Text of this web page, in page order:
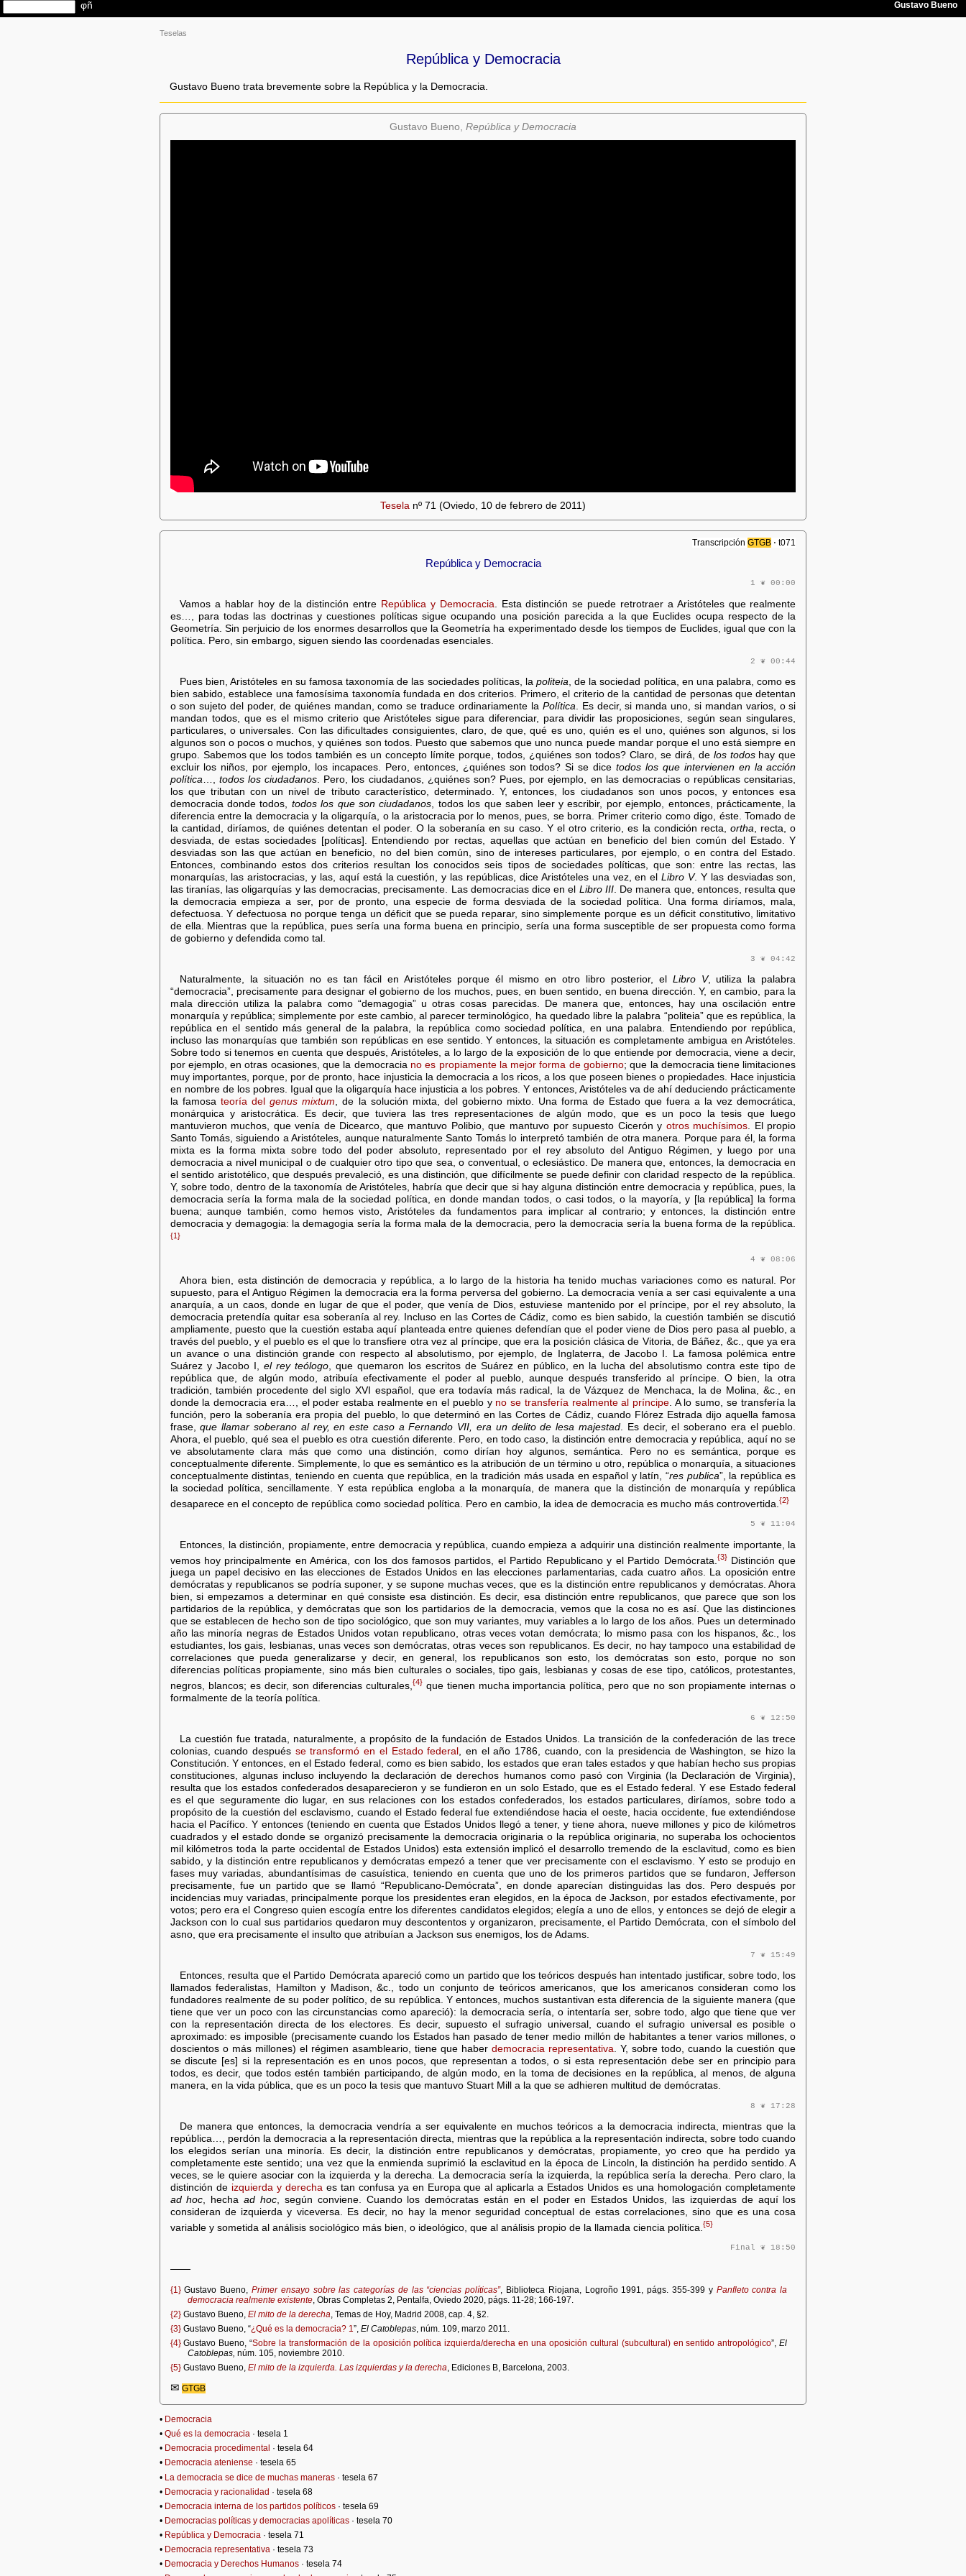
Teselas
República y Democracia
Gustavo Bueno trata brevemente sobre la República y la Democracia.
Gustavo Bueno, República y Democracia
Tesela nº 71 (Oviedo, 10 de febrero de 2011)
TranscripciónGTGB ⋅ t071
República y Democracia
1 ❦ 00:00
Vamos a hablar hoy de la distinción entre República y Democracia . Esta distinción se puede retrotraer a Aristóteles que realmente
es…, para todas las doctrinas y cuestiones políticas sigue ocupando una posición parecida a la que Euclides ocupa respecto de la
Geometría. Sin perjuicio de los enormes desarrollos que la Geometría ha experimentado desde los tiempos de Euclides, igual que con la
política. Pero, sin embargo, siguen siendo las coordenadas esenciales.
2 ❦ 00:44
Pues bien, Aristóteles en su famosa taxonomía de las sociedades políticas, lapoliteia, de la sociedad política, en una palabra, como es
bien sabido, establece una famosísima taxonomía fundada en dos criterios. Primero, el criterio de la cantidad de personas que detentan
o son sujeto del poder, de quiénes mandan, como se traduce ordinariamente la Política. Es decir, si manda uno, si mandan varios, o si
mandan todos, que es el mismo criterio que Aristóteles sigue para diferenciar, para dividir las proposiciones, según sean singulares,
particulares, o universales. Con las dificultades consiguientes, claro, de que, qué es uno, quién es el uno, quiénes son algunos, si los
algunos son o pocos o muchos, y quiénes son todos. Puesto que sabemos que uno nunca puede mandar porque el uno está siempre en
grupo. Sabemos que los todos también es un concepto límite porque, todos, ¿quiénes son todos? Claro, se dirá, de los todoshay que
excluir los niños, por ejemplo, los incapaces. Pero, entonces, ¿quiénes son todos? Si se dicetodos los que intervienen en la acción
política…, todos los ciudadanos. Pero, los ciudadanos, ¿quiénes son? Pues, por ejemplo, en las democracias o repúblicas censitarias,
los que tributan con un nivel de tributo característico, determinado. Y, entonces, los ciudadanos son unos pocos, y entonces esa
democracia donde todos, todos los que son ciudadanos, todos los que saben leer y escribir, por ejemplo, entonces, prácticamente, la
diferencia entre la democracia y la oligarquía, o la aristocracia por lo menos, pues, se borra. Primer criterio como digo, éste. Tomado de
la cantidad, diríamos, de quiénes detentan el poder. O la soberanía en su caso. Y el otro criterio, es la condición recta,ortha, recta, o
desviada, de estas sociedades [políticas]. Entendiendo por rectas, aquellas que actúan en beneficio del bien común del Estado. Y
desviadas son las que actúan en beneficio, no del bien común, sino de intereses particulares, por ejemplo, o en contra del Estado.
Entonces, combinando estos dos criterios resultan los conocidos seis tipos de sociedades políticas, que son: entre las rectas, las
monarquías, las aristocracias, y las, aquí está la cuestión, y las repúblicas, dice Aristóteles una vez, en elLibro V. Y las desviadas son,
las tiranías, las oligarquías y las democracias, precisamente. Las democracias dice en el Libro III. De manera que, entonces, resulta que
la democracia empieza a ser, por de pronto, una especie de forma desviada de la sociedad política. Una forma diríamos, mala,
defectuosa. Y defectuosa no porque tenga un déficit que se pueda reparar, sino simplemente porque es un déficit constitutivo, limitativo
de ella. Mientras que la república, pues sería una forma buena en principio, sería una forma susceptible de ser propuesta como forma
de gobierno y defendida como tal.
3 ❦ 04:42
Naturalmente, la situación no es tan fácil en Aristóteles porque él mismo en otro libro posterior, el Libro V, utiliza la palabra
“democracia”, precisamente para designar el gobierno de los muchos, pues, en buen sentido, en buena dirección. Y, en cambio, para la
mala dirección utiliza la palabra como “demagogia” u otras cosas parecidas. De manera que, entonces, hay una oscilación entre
monarquía y república; simplemente por este cambio, al parecer terminológico, ha quedado libre la palabra “politeia” que es república, la
república en el sentido más general de la palabra, la república como sociedad política, en una palabra. Entendiendo por república,
incluso las monarquías que también son repúblicas en ese sentido. Y entonces, la situación es completamente ambigua en Aristóteles.
Sobre todo si tenemos en cuenta que después, Aristóteles, a lo largo de la exposición de lo que entiende por democracia, viene a decir,
por ejemplo, en otras ocasiones, que la democracia no es propiamente la mejor forma de gobierno; que la democracia tiene limitaciones
muy importantes, porque, por de pronto, hace injusticia la democracia a los ricos, a los que poseen bienes o propiedades. Hace injusticia
en nombre de los pobres. Igual que la oligarquía hace injusticia a los pobres. Y entonces, Aristóteles va de ahí deduciendo prácticamente
la famosa teoría delgenus mixtum, de la solución mixta, del gobierno mixto. Una forma de Estado que fuera a la vez democrática,
monárquica y aristocrática. Es decir, que tuviera las tres representaciones de algún modo, que es un poco la tesis que luego
mantuvieron muchos, que venía de Dicearco, que mantuvo Polibio, que mantuvo por supuesto Cicerón y otros muchísimos. El propio
Santo Tomás, siguiendo a Aristóteles, aunque naturalmente Santo Tomás lo interpretó también de otra manera. Porque para él, la forma
mixta es la forma mixta sobre todo del poder absoluto, representado por el rey absoluto del Antiguo Régimen, y luego por una
democracia a nivel municipal o de cualquier otro tipo que sea, o conventual, o eclesiástico. De manera que, entonces, la democracia en
el sentido aristotélico, que después prevaleció, es una distinción, que difícilmente se puede definir con claridad respecto de la república.
Y, sobre todo, dentro de la taxonomía de Aristóteles, habría que decir que si hay alguna distinción entre democracia y república, pues, la
democracia sería la forma mala de la sociedad política, en donde mandan todos, o casi todos, o la mayoría, y [la república] la forma
buena; aunque también, como hemos visto, Aristóteles da fundamentos para implicar al contrario; y entonces, la distinción entre
democracia y demagogia: la demagogia sería la forma mala de la democracia, pero la democracia sería la buena forma de la república.
{1}
4 ❦ 08:06
Ahora bien, esta distinción de democracia y república, a lo largo de la historia ha tenido muchas variaciones como es natural. Por
supuesto, para el Antiguo Régimen la democracia era la forma perversa del gobierno. La democracia venía a ser casi equivalente a una
anarquía, a un caos, donde en lugar de que el poder, que venía de Dios, estuviese mantenido por el príncipe, por el rey absoluto, la
democracia pretendía quitar esa soberanía al rey. Incluso en las Cortes de Cádiz, como es bien sabido, la cuestión también se discutió
ampliamente, puesto que la cuestión estaba aquí planteada entre quienes defendían que el poder viene de Dios pero pasa al pueblo, a
través del pueblo, y el pueblo es el que lo transfiere otra vez al príncipe, que era la posición clásica de Vitoria, de Báñez, &c., que ya era
un avance o una distinción grande con respecto al absolutismo, por ejemplo, de Inglaterra, de Jacobo I. La famosa polémica entre
Suárez y Jacobo I, el rey teólogo, que quemaron los escritos de Suárez en público, en la lucha del absolutismo contra este tipo de
república que, de algún modo, atribuía efectivamente el poder al pueblo, aunque después transferido al príncipe. O bien, la otra
tradición, también procedente del siglo XVI español, que era todavía más radical, la de Vázquez de Menchaca, la de Molina, &c., en
donde la democracia era…, el poder estaba realmente en el pueblo y no se transfería realmente al príncipe. A lo sumo, se transfería la
función, pero la soberanía era propia del pueblo, lo que determinó en las Cortes de Cádiz, cuando Flórez Estrada dijo aquella famosa
frase,que llamar soberano al rey, en este caso a Fernando VII, era un delito de lesa majestad. Es decir, el soberano era el pueblo.
Ahora, el pueblo, qué sea el pueblo es otra cuestión diferente. Pero, en todo caso, la distinción entre democracia y república, aquí no se
ve absolutamente clara más que como una distinción, como dirían hoy algunos, semántica. Pero no es semántica, porque es
conceptualmente diferente. Simplemente, lo que es semántico es la atribución de un término u otro, república o monarquía, a situaciones
conceptualmente distintas, teniendo en cuenta que república, en la tradición más usada en español y latín, “res publica”, la república es
la sociedad política, sencillamente. Y esta república engloba a la monarquía, de manera que la distinción de monarquía y república
desaparece en el concepto de república como sociedad política. Pero en cambio, la idea de democracia es mucho más controvertida. {2}
5 ❦ 11:04
Entonces, la distinción, propiamente, entre democracia y república, cuando empieza a adquirir una distinción realmente importante, la
vemos hoy principalmente en América, con los dos famosos partidos, el Partido Republicano y el Partido Demócrata. {3}Distinción que
juega un papel decisivo en las elecciones de Estados Unidos en las elecciones parlamentarias, cada cuatro años. La oposición entre
demócratas y republicanos se podría suponer, y se supone muchas veces, que es la distinción entre republicanos y demócratas. Ahora
bien, si empezamos a determinar en qué consiste esa distinción. Es decir, esa distinción entre republicanos, que parece que son los
partidarios de la república, y demócratas que son los partidarios de la democracia, vemos que la cosa no es así. Que las distinciones
que se establecen de hecho son de tipo sociológico, que son muy variantes, muy variables a lo largo de los años. Pues un determinado
año las minoría negras de Estados Unidos votan republicano, otras veces votan demócrata; lo mismo pasa con los hispanos, &c., los
estudiantes, los gais, lesbianas, unas veces son demócratas, otras veces son republicanos. Es decir, no hay tampoco una estabilidad de
correlaciones que pueda generalizarse y decir, en general, los republicanos son esto, los demócratas son esto, porque no son
diferencias políticas propiamente, sino más bien culturales o sociales, tipo gais, lesbianas y cosas de ese tipo, católicos, protestantes,
negros, blancos; es decir, son diferencias culturales, {4}que tienen mucha importancia política, pero que no son propiamente internas o
formalmente de la teoría política.
6 ❦ 12:50
La cuestión fue tratada, naturalmente, a propósito de la fundación de Estados Unidos. La transición de la confederación de las trece
colonias, cuando después se transformó en el Estado federal
, en el año 1786, cuando, con la presidencia de Washington, se hizo la
Constitución. Y entonces, en el Estado federal, como es bien sabido, los estados que eran tales estados y que habían hecho sus propias
constituciones, algunas incluso incluyendo la declaración de derechos humanos como pasó con Virginia (la Declaración de Virginia),
resulta que los estados confederados desaparecieron y se fundieron en un solo Estado, que es el Estado federal. Y ese Estado federal
es el que seguramente dio lugar, en sus relaciones con los estados confederados, los estados particulares, diríamos, sobre todo a
propósito de la cuestión del esclavismo, cuando el Estado federal fue extendiéndose hacia el oeste, hacia occidente, fue extendiéndose
hacia el Pacífico. Y entonces (teniendo en cuenta que Estados Unidos llegó a tener, y tiene ahora, nueve millones y pico de kilómetros
cuadrados y el estado donde se organizó precisamente la democracia originaria o la república originaria, no superaba los ochocientos
mil kilómetros toda la parte occidental de Estados Unidos) esta extensión implicó el desarrollo tremendo de la esclavitud, como es bien
sabido, y la distinción entre republicanos y demócratas empezó a tener que ver precisamente con el esclavismo. Y esto se produjo en
fases muy variadas, abundantísimas de casuística, teniendo en cuenta que uno de los primeros partidos que se fundaron, Jefferson
precisamente, fue un partido que se llamó “Republicano-Demócrata”, en donde aparecían distinguidas las dos. Pero después por
incidencias muy variadas, principalmente porque los presidentes eran elegidos, en la época de Jackson, por estados efectivamente, por
votos; pero era el Congreso quien escogía entre los diferentes candidatos elegidos; elegía a uno de ellos, y entonces se dejó de elegir a
Jackson con lo cual sus partidarios quedaron muy descontentos y organizaron, precisamente, el Partido Demócrata, con el símbolo del
asno, que era precisamente el insulto que atribuían a Jackson sus enemigos, los de Adams.
7 ❦ 15:49
Entonces, resulta que el Partido Demócrata apareció como un partido que los teóricos después han intentado justificar, sobre todo, los
llamados federalistas, Hamilton y Madison, &c., todo un conjunto de teóricos americanos, que los americanos consideran como los
fundadores realmente de su poder político, de su república. Y entonces, muchos sustantivan esta diferencia de la siguiente manera (que
tiene que ver un poco con las circunstancias como apareció): la democracia sería, o intentaría ser, sobre todo, algo que tiene que ver
con la representación directa de los electores. Es decir, supuesto el sufragio universal, cuando el sufragio universal es posible o
aproximado: es imposible (precisamente cuando los Estados han pasado de tener medio millón de habitantes a tener varios millones, o
doscientos o más millones) el régimen asambleario, tiene que haberdemocracia representativa. Y, sobre todo, cuando la cuestión que
se discute [es] si la representación es en unos pocos, que representan a todos, o si esta representación debe ser en principio para
todos, es decir, que todos estén también participando, de algún modo, en la toma de decisiones en la república, al menos, de alguna
manera, en la vida pública, que es un poco la tesis que mantuvo Stuart Mill a la que se adhieren multitud de demócratas.
8 ❦ 17:28
De manera que entonces, la democracia vendría a ser equivalente en muchos teóricos a la democracia indirecta, mientras que la
república…, perdón la democracia a la representación directa, mientras que la república a la representación indirecta, sobre todo cuando
los elegidos serían una minoría. Es decir, la distinción entre republicanos y demócratas, propiamente, yo creo que ha perdido ya
completamente este sentido; una vez que la enmienda suprimió la esclavitud en la época de Lincoln, la distinción ha perdido sentido. A
veces, se le quiere asociar con la izquierda y la derecha. La democracia sería la izquierda, la república sería la derecha. Pero claro, la
distinción de izquierda y derechaes tan confusa ya en Europa que al aplicarla a Estados Unidos es una homologación completamente
ad hoc, hechaad hoc, según conviene. Cuando los demócratas están en el poder en Estados Unidos, las izquierdas de aquí los
consideran de izquierda y viceversa. Es decir, no hay la menor seguridad conceptual de estas correlaciones, sino que es una cosa
variable y sometida al análisis sociológico más bien, o ideológico, que al análisis propio de la llamada ciencia política. {5}
Final ❦ 18:50
——
{1}Gustavo Bueno, Primer ensayo sobre las categorías de las “ciencias políticas”, Biblioteca Riojana, Logroño 1991, págs. 355-399 y Panfleto contra la
democracia realmente existente , Obras Completas 2, Pentalfa, Oviedo 2020, págs. 11-28; 166-197.
{2}Gustavo Bueno, El mito de la derecha , Temas de Hoy, Madrid 2008, cap. 4, §2.
{3}Gustavo Bueno, “¿Qué es la democracia? 1”, El Catoblepas, núm. 109, marzo 2011.
{4}Gustavo Bueno, “Sobre la transformación de la oposición política izquierda/derecha en una oposición cultural (subcultural) en sentido antropológico”,El
Catoblepas, núm. 105, noviembre 2010.
{5}Gustavo Bueno, El mito de la izquierda. Las izquierdas y la derecha, Ediciones B, Barcelona, 2003.
✉ GTGB
• Democracia
• Qué es la democracia · tesela 1
• Democracia procedimental · tesela 64
• Democracia ateniense · tesela 65
• La democracia se dice de muchas maneras · tesela 67
• Democracia y racionalidad · tesela 68
• Democracia interna de los partidos políticos · tesela 69
• Democracias políticas y democracias apolíticas · tesela 70
• República y Democracia · tesela 71
• Democracia representativa · tesela 73
• Democracia y Derechos Humanos · tesela 74